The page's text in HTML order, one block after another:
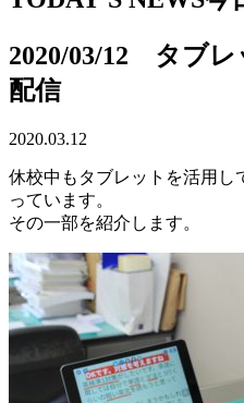
2020/03/12 タブレ
配信
2020.03.12
休校中もタブレットを活用し
っています。
その一部を紹介します。